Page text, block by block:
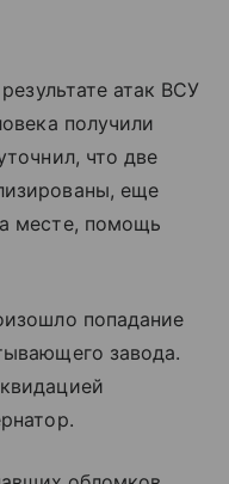
атак ВСУ
получили
что две
еще
месте, помощь
попадание
завода.